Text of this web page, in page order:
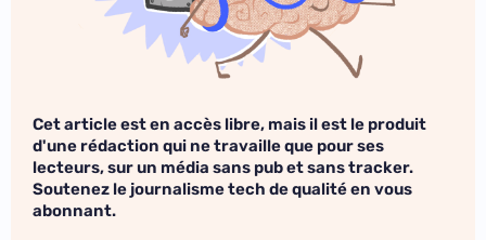
Cet article est en accès libre, mais il est le produit
d'une rédaction qui ne travaille que pour ses
lecteurs, sur un média sans pub et sans tracker.
Soutenez le journalisme tech de qualité en vous
abonnant.